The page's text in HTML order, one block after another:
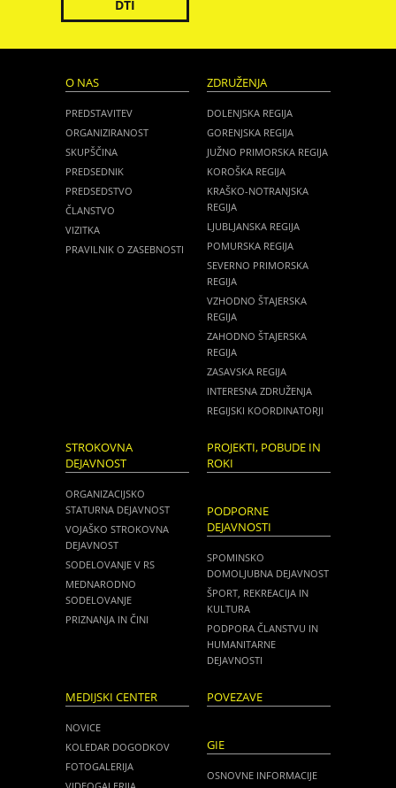
DTI
O NAS
PREDSTAVITEV
ORGANIZIRANOST
SKUPŠČINA
PREDSEDNIK
PREDSEDSTVO
ČLANSTVO
VIZITKA
PRAVILNIK O ZASEBNOSTI
ZDRUŽENJA
DOLENJSKA REGIJA
GORENJSKA REGIJA
JUŽNO PRIMORSKA REGIJA
KOROŠKA REGIJA
KRAŠKO-NOTRANJSKA
REGIJA
LJUBLJANSKA REGIJA
POMURSKA REGIJA
SEVERNO PRIMORSKA
REGIJA
VZHODNO ŠTAJERSKA
REGIJA
ZAHODNO ŠTAJERSKA
REGIJA
ZASAVSKA REGIJA
INTERESNA ZDRUŽENJA
REGIJSKI KOORDINATORJI
STROKOVNA
DEJAVNOST
ORGANIZACIJSKO
STATURNA DEJAVNOST
VOJAŠKO STROKOVNA
DEJAVNOST
SODELOVANJE V RS
MEDNARODNO
SODELOVANJE
PRIZNANJA IN ČINI
PROJEKTI, POBUDE IN
ROKI
PODPORNE
DEJAVNOSTI
SPOMINSKO
DOMOLJUBNA DEJAVNOST
ŠPORT, REKREACIJA IN
KULTURA
PODPORA ČLANSTVU IN
HUMANITARNE
DEJAVNOSTI
MEDIJSKI CENTER
NOVICE
KOLEDAR DOGODKOV
FOTOGALERIJA
POVEZAVE
GIE
OSNOVNE INFORMACIJE